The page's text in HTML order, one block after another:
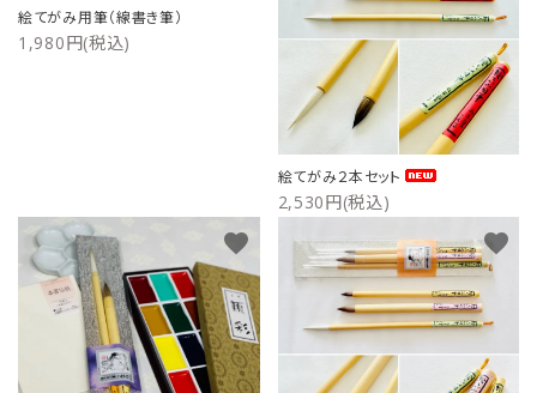
用途で選ぶ
特定商取引法について
お問い合わせ
絵てがみ用筆（線書き筆）
1,980円(税込)
絵てがみ２本セット
2,530円(税込)
favorite favorite